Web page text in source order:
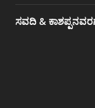
ಸವದಿ &